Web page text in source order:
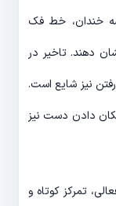
خندان، خط فک
دهند. تاخیر در
نیز شایع است.
دادن دست نیز
تمرکز کوتاه و